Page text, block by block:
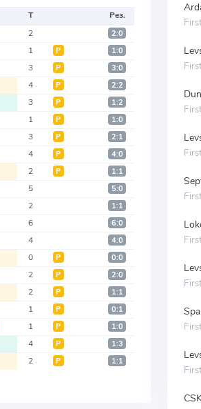
Т
Рез.
2 2:0
1 Р 1:0
3 Р 3:0
4 Р 2:2
3 Р 1:2
1 Р 1:0
3 Р 2:1
4 Р 4:0
2 Р 1:1
5 5:0
2 1:1
6 6:0
4 4:0
0 Р 0:0
2 Р 2:0
2 Р 1:1
1 Р 0:1
1 Р 1:0
4 Р 1:3
2 Р 1:1